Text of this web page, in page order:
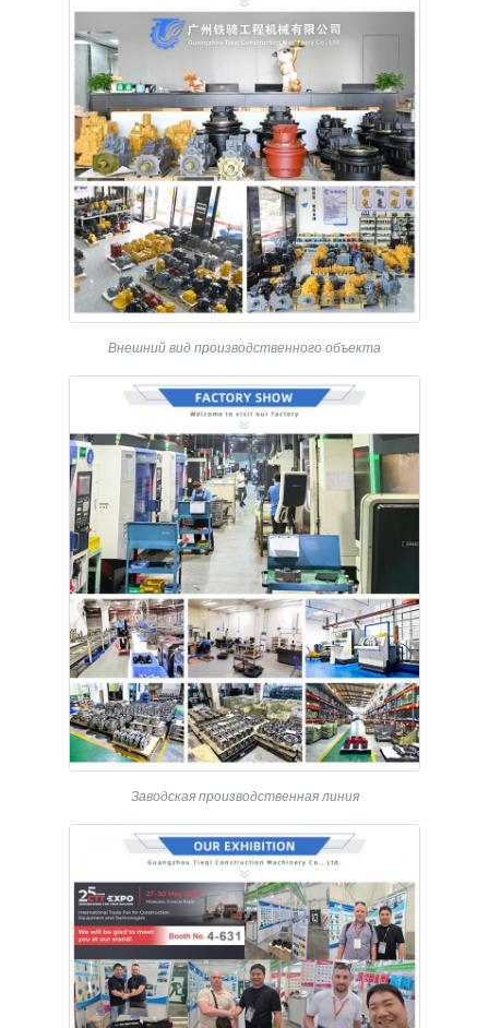
Внешний вид производственного объекта
Заводская производственная линия